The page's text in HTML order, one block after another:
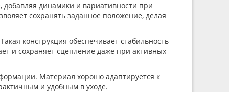
динамики и вариативности при
сохранять заданное положение, делая
конструкция обеспечивает стабильность
и сохраняет сцепление даже при активных
Материал хорошо адаптируется к
и удобным в уходе.